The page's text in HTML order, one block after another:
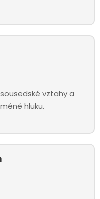
vztahy a
hluku.